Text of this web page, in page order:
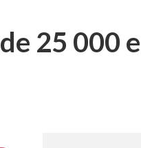
25 000